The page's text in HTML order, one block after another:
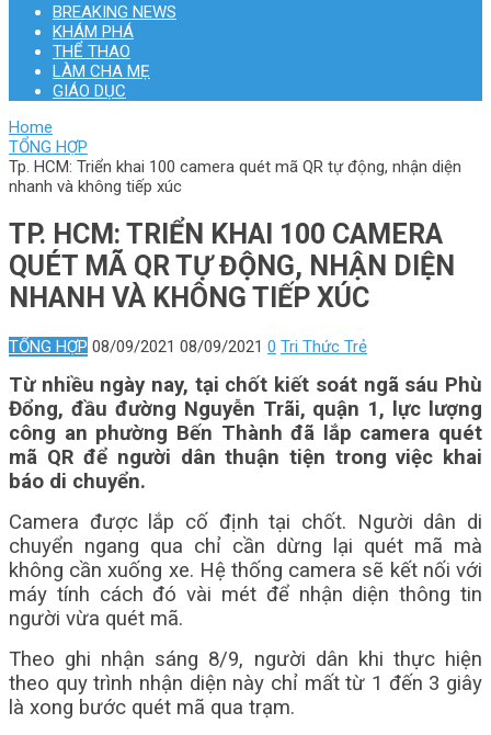
BREAKING NEWS
KHÁM PHÁ
THỂ THAO
LÀM CHA MẸ
GIÁO DỤC
Home
TỔNG HỢP
Tp. HCM: Triển khai 100 camera quét mã QR tự động, nhận diện
nhanh và không tiếp xúc
TP. HCM: TRIỂN KHAI 100 CAMERA
QUÉT MÃ QR TỰ ĐỘNG, NHẬN DIỆN
NHANH VÀ KHÔNG TIẾP XÚC
TỔNG HỢP 08/09/2021 08/09/2021 0 Tri Thức Trẻ
Từ nhiều ngày nay, tại chốt kiết soát ngã sáu Phù
Đổng, đầu đường Nguyễn Trãi, quận 1, lực lượng
công an phường Bến Thành đã lắp camera quét
mã QR để người dân thuận tiện trong việc khai
báo di chuyển.
Camera được lắp cố định tại chốt. Người dân di
chuyển ngang qua chỉ cần dừng lại quét mã mà
không cần xuống xe. Hệ thống camera sẽ kết nối với
máy tính cách đó vài mét để nhận diện thông tin
người vừa quét mã.
Theo ghi nhận sáng 8/9, người dân khi thực hiện
theo quy trình nhận diện này chỉ mất từ 1 đến 3 giây
là xong bước quét mã qua trạm.